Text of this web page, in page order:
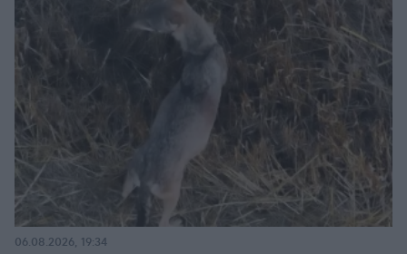
06.08.2026, 19:34